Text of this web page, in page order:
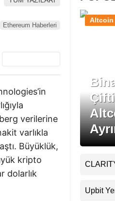
Ethereum Haberleri
verilerine
varlıkla
Büyüklük,
kripto
dolarlık
Altcoin
Upbit